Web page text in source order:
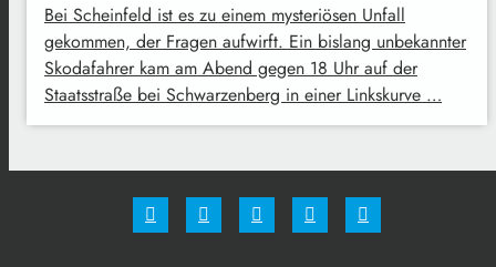
Bei Scheinfeld ist es zu einem mysteriösen Unfall
gekommen, der Fragen aufwirft. Ein bislang unbekannter
Skodafahrer kam am Abend gegen 18 Uhr auf der
Staatsstraße bei Schwarzenberg in einer Linkskurve …